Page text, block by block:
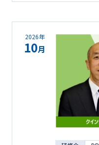
2026年
10月